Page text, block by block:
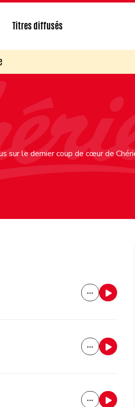
Titres diffusés
sur le dernier coup de cœur de